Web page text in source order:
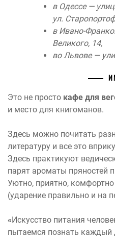
в Одессе —
ул.
в Ивано-
Великого, 14,
во Львове —
Это не просто кафе для
и место для книгоманов.
Здесь можно почитать
литературу и все это
Здесь практикуют
парят ароматы пряностей
Уютно, приятно,
(ударение правильно и на
«Искусство питания
пытаемся познать каждый